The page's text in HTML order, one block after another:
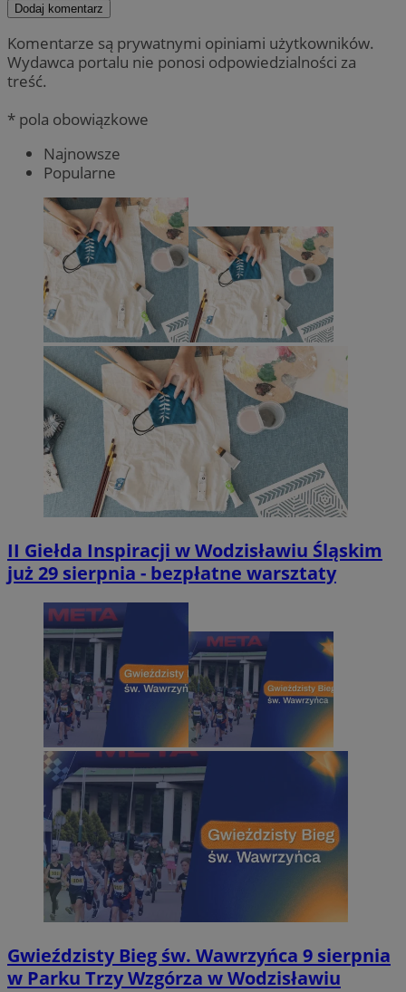
Dodaj komentarz
Komentarze są prywatnymi opiniami użytkowników.
Wydawca portalu nie ponosi odpowiedzialności za
treść.
* pola obowiązkowe
Najnowsze
Popularne
II Giełda Inspiracji w Wodzisławiu Śląskim
już 29 sierpnia - bezpłatne warsztaty
Gwieździsty Bieg św. Wawrzyńca 9 sierpnia
w Parku Trzy Wzgórza w Wodzisławiu